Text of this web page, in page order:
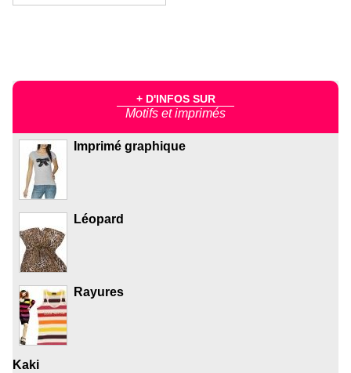
+ D'INFOS SUR
Motifs et imprimés
Imprimé graphique
Léopard
Rayures
Kaki